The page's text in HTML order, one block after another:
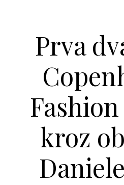
Prva
kroz